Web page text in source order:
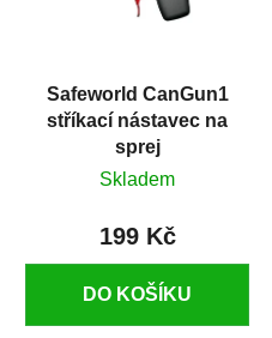
Safeworld CanGun1
stříkací nástavec na
sprej
Skladem
199 Kč
DO KOŠÍKU